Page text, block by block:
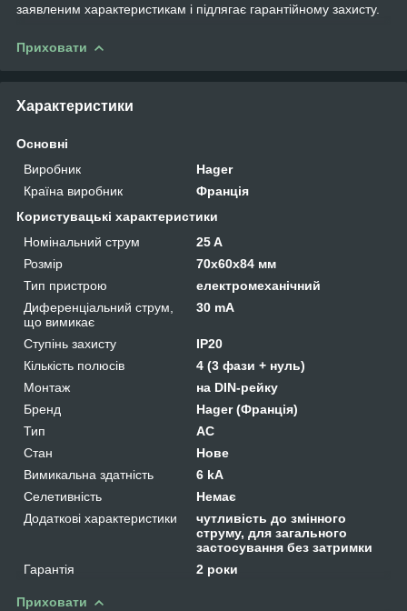
заявленим характеристикам і підлягає гарантійному захисту.
Приховати
Характеристики
Основні
Виробник
Hager
Країна виробник
Франція
Користувацькi характеристики
Номінальний струм
25 A
Розмір
70x60x84 мм
Тип пристрою
електромеханічний
Диференціальний струм,
що вимикає
30 mA
Ступінь захисту
IP20
Кількість полюсів
4 (3 фази + нуль)
Монтаж
на DIN-рейку
Бренд
Hager (Франція)
Тип
AC
Стан
Нове
Вимикальна здатність
6 kA
Селетивність
Немає
Додаткові характеристики
чутливість до змінного
струму, для загального
застосування без затримки
Гарантія
2 роки
Приховати